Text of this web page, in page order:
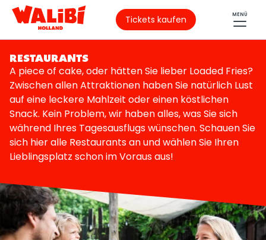
Tickets kaufen MENÜ
RESTAURANTS
A piece of cake, oder hätten Sie lieber Loaded Fries?
Zwischen allen Attraktionen haben Sie natürlich Lust
auf eine leckere Mahlzeit oder einen köstlichen
Snack. Kein Problem, wir haben alles, was Sie sich
während Ihres Tagesausflugs wünschen. Schauen Sie
sich hier alle Restaurants an und wählen Sie Ihren
Lieblingsplatz schon im Voraus aus!